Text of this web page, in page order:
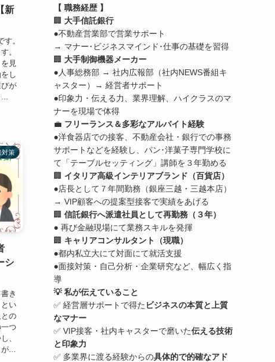
新
。
。
見
し
が
対策
シ
き
い
の
つ
、
...
【 職務経歴 】
🏢 大手信託銀行
●不動産営業部で営業サポート
→ マナー･ビジネスマインド･仕事の基礎を習得
🏢 大手制御機器メーカー
●人事総務部 → 社内広報部（社内NEWS番組キ
ャスター）→ 経営者サポート
●印象力・伝える力、業界理解、ハイクラスのマ
ナーを現場で体得
💼 フリーランス＆多彩なアルバイト経験
●洋食器店での接客、不動産会社・銀行での事務
サポートなどを経験し、パン･洋菓子専門学校に
て「テーブルセッティング」講師を３年勤める
🏢 イタリア高級インテリアブランド（百貨店）
●店長として７年間勤務（銀座三越・三越本店）
→ VIP顧客への提案型接客で実績をあげる
🏢 信託銀行へ派遣社員として再勤務（３年）
● 再び金融現場にて業務スキルを発揮
🏢 キャリアコンサルタント（現職）
●都内私立大にて対面にて就活支援
●面接対策・自己分析・企業研究など、幅広く指
導
💡 私が伝えていること
✅ 経営層サポートで得た ビジネスの本質と上質
なマナー
✅ VIP接客・社内キャスターで磨いた伝える技術
と印象力
✅ 多業界に渡る経験からの具体的で的確なアド